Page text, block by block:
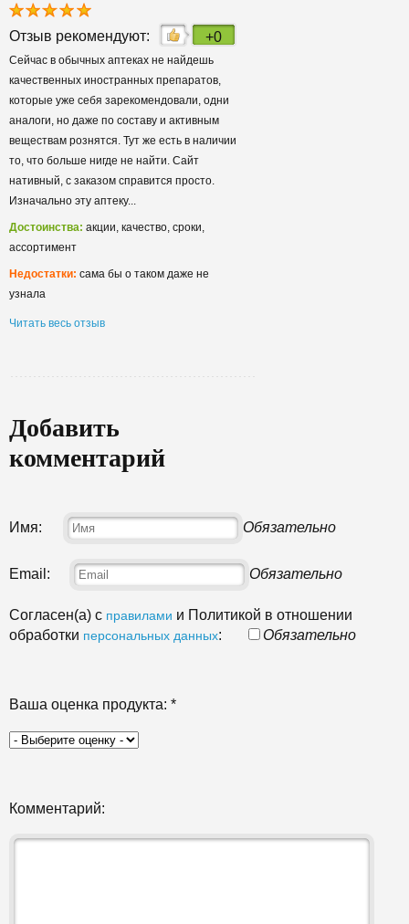
Отзыв рекомендуют: +0
Сейчас в обычных аптеках не найдешь
качественных иностранных препаратов,
которые уже себя зарекомендовали, одни
аналоги, но даже по составу и активным
веществам рознятся. Тут же есть в наличии
то, что больше нигде не найти. Сайт
нативный, с заказом справится просто.
Изначально эту аптеку...
Достоинства: акции, качество, сроки,
ассортимент
Недостатки: сама бы о таком даже не
узнала
Читать весь отзыв
Добавить
комментарий
Имя: Обязательно
Email: Обязательно
Согласен(а) с правилами и Политикой в отношении
обработки персональных данных: Обязательно
Ваша оценка продукта: *
Комментарий: